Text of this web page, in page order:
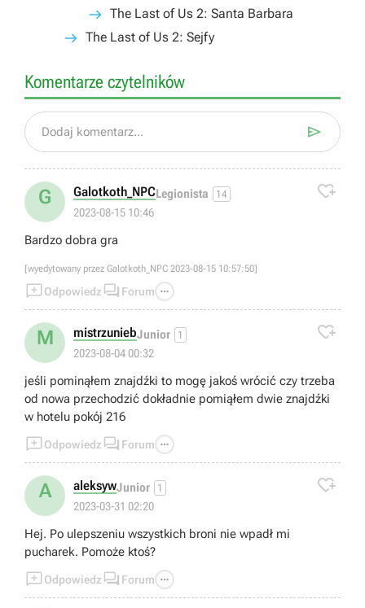
The Last of Us 2: Santa Barbara
The Last of Us 2: Sejfy
Komentarze czytelników
Dodaj komentarz... 
G Galotkoth_NPCLegionista 14
2023-08-15 10:46

Bardzo dobra gra
[wyedytowany przez Galotkoth_NPC 2023-08-15 10:57:50]
Odpowiedz  Forum 
M mistrzuniebJunior 1
2023-08-04 00:32

jeśli pominąłem znajdźki to mogę jakoś wrócić czy trzeba
od nowa przechodzić dokładnie pomiąłem dwie znajdźki
w hotelu pokój 216
Odpowiedz  Forum 
A aleksywJunior 1
2023-03-31 02:20

Hej. Po ulepszeniu wszystkich broni nie wpadł mi
pucharek. Pomoże ktoś?
Odpowiedz  Forum 